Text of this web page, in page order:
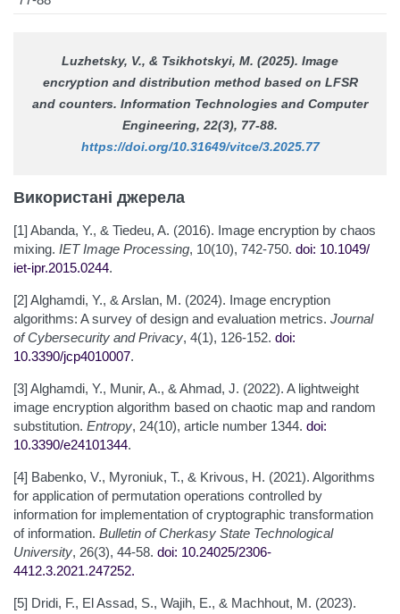
Luzhetsky, V., & Tsikhotskyi, M. (2025). Image
encryption and distribution method based on LFSR
and counters. Information Technologies and Computer
Engineering, 22(3), 77-88.
https://doi.org/10.31649/vitce/3.2025.77
Використані джерела
[1] Abanda, Y., & Tiedeu, A. (2016). Image encryption by chaos
mixing. IET Image Processing, 10(10), 742-750. doi: 10.1049/
iet-ipr.2015.0244.
[2] Alghamdi, Y., & Arslan, M. (2024). Image encryption
algorithms: A survey of design and evaluation metrics. Journal
of Cybersecurity and Privacy, 4(1), 126-152. doi:
10.3390/jcp4010007.
[3] Alghamdi, Y., Munir, A., & Ahmad, J. (2022). A lightweight
image encryption algorithm based on chaotic map and random
substitution. Entropy, 24(10), article number 1344. doi:
10.3390/e24101344.
[4] Babenko, V., Myroniuk, T., & Krivous, H. (2021). Algorithms
for application of permutation operations controlled by
information for implementation of cryptographic transformation
of information. Bulletin of Cherkasy State Technological
University, 26(3), 44-58. doi: 10.24025/2306-
4412.3.2021.247252.
[5] Dridi, F., El Assad, S., Wajih, E., & Machhout, M. (2023).